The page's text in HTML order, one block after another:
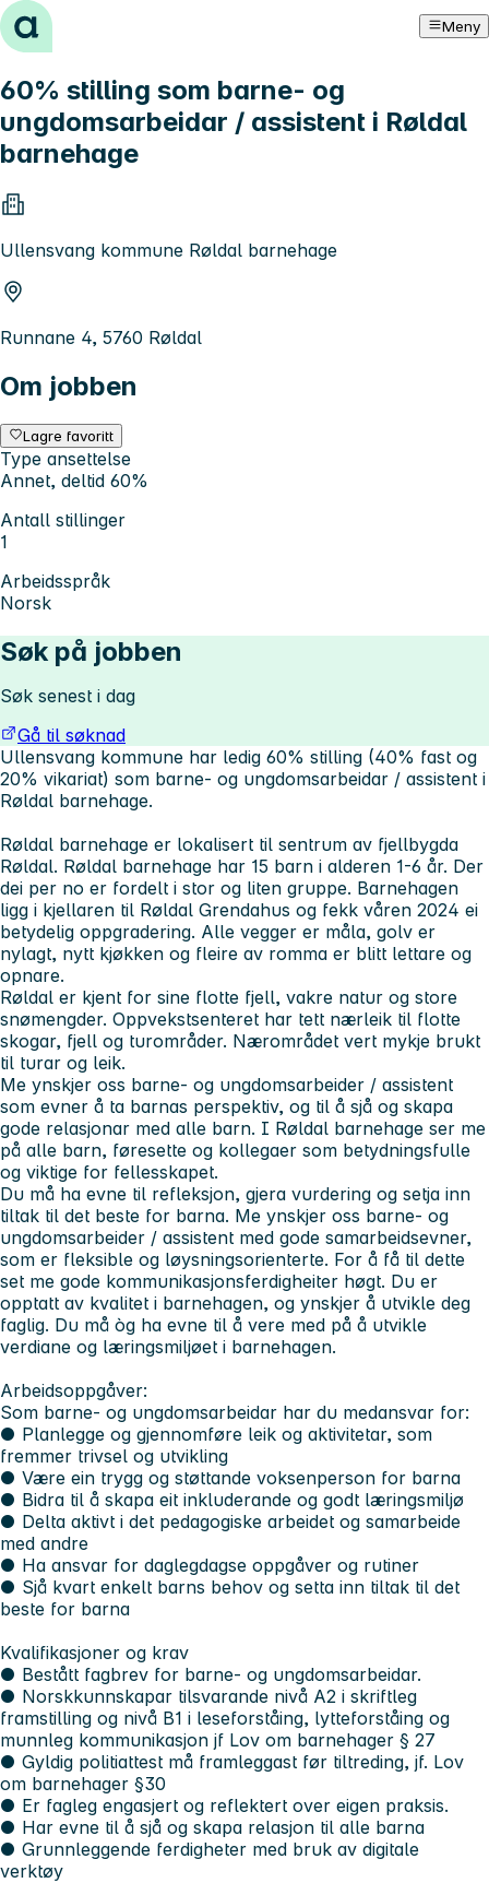
Hopp til innhold Meny
60% stilling som barne- og
ungdomsarbeidar / assistent i Røldal
barnehage
Ullensvang kommune Røldal barnehage
Runnane 4, 5760 Røldal
Om jobben
Lagre favoritt
Type ansettelse
Annet, deltid 60%
Antall stillinger
1
Arbeidsspråk
Norsk
Søk på jobben
Søk senest i dag
Gå til søknad
Ullensvang kommune har ledig 60% stilling (40% fast og
20% vikariat) som barne- og ungdomsarbeidar / assistent i
Røldal barnehage.
Røldal barnehage er lokalisert til sentrum av fjellbygda
Røldal. Røldal barnehage har 15 barn i alderen 1-6 år. Der
dei per no er fordelt i stor og liten gruppe. Barnehagen
ligg i kjellaren til Røldal Grendahus og fekk våren 2024 ei
betydelig oppgradering. Alle vegger er måla, golv er
nylagt, nytt kjøkken og fleire av romma er blitt lettare og
opnare.
Røldal er kjent for sine flotte fjell, vakre natur og store
snømengder. Oppvekstsenteret har tett nærleik til flotte
skogar, fjell og turområder. Nærområdet vert mykje brukt
til turar og leik.
Me ynskjer oss barne- og ungdomsarbeider / assistent
som evner å ta barnas perspektiv, og til å sjå og skapa
gode relasjonar med alle barn. I Røldal barnehage ser me
på alle barn, føresette og kollegaer som betydningsfulle
og viktige for fellesskapet.
Du må ha evne til refleksjon, gjera vurdering og setja inn
tiltak til det beste for barna. Me ynskjer oss barne- og
ungdomsarbeider / assistent med gode samarbeidsevner,
som er fleksible og løysningsorienterte. For å få til dette
set me gode kommunikasjonsferdigheiter høgt. Du er
opptatt av kvalitet i barnehagen, og ynskjer å utvikle deg
faglig. Du må òg ha evne til å vere med på å utvikle
verdiane og læringsmiljøet i barnehagen.
Arbeidsoppgåver:
Som barne- og ungdomsarbeidar har du medansvar for:
● Planlegge og gjennomføre leik og aktivitetar, som
fremmer trivsel og utvikling
● Være ein trygg og støttande voksenperson for barna
● Bidra til å skapa eit inkluderande og godt læringsmiljø
● Delta aktivt i det pedagogiske arbeidet og samarbeide
med andre
● Ha ansvar for daglegdagse oppgåver og rutiner
● Sjå kvart enkelt barns behov og setta inn tiltak til det
beste for barna
Kvalifikasjoner og krav
● Bestått fagbrev for barne- og ungdomsarbeidar.
● Norskkunnskapar tilsvarande nivå A2 i skriftleg
framstilling og nivå B1 i leseforståing, lytteforståing og
munnleg kommunikasjon jf Lov om barnehager § 27
● Gyldig politiattest må framleggast før tiltreding, jf. Lov
om barnehager §30
● Er fagleg engasjert og reflektert over eigen praksis.
● Har evne til å sjå og skapa relasjon til alle barna
● Grunnleggende ferdigheter med bruk av digitale
verktøy